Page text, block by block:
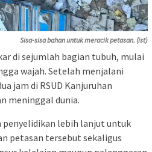
Sisa-sisa bahan untuk meracik petasan. (ist)
di sejumlah bagian tubuh, mulai
wajah. Setelah menjalani
jam di RSUD Kanjuruhan
meninggal dunia.
penyelidikan lebih lanjut untuk
petasan tersebut sekaligus